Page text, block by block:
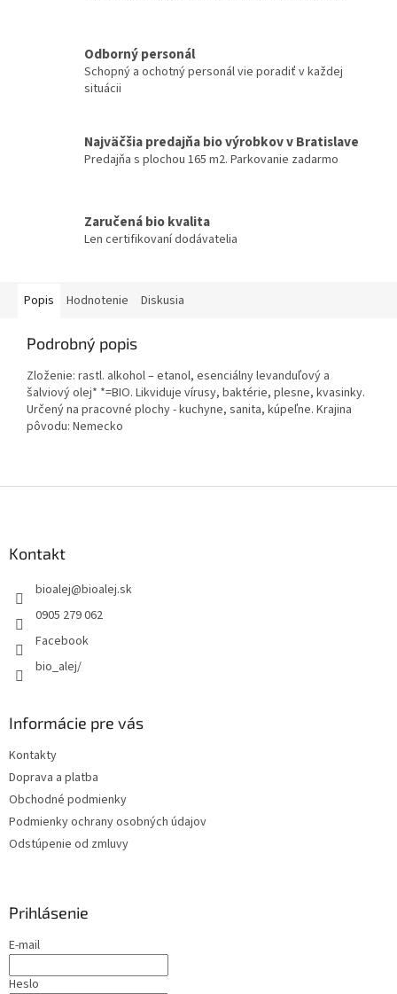
Odborný personál
Schopný a ochotný personál vie poradiť v každej
situácii
Najväčšia predajňa bio výrobkov v Bratislave
Predajňa s plochou 165 m2. Parkovanie zadarmo
Zaručená bio kvalita
Len certifikovaní dodávatelia
Popis Hodnotenie Diskusia
Podrobný popis
Zloženie: rastl. alkohol – etanol, esenciálny levanduľový a
šalviový olej* *=BIO. Likviduje vírusy, baktérie, plesne, kvasinky.
Určený na pracovné plochy - kuchyne, sanita, kúpeľne. Krajina
pôvodu: Nemecko
Kontakt
bioalej@bioalej.sk
0905 279 062
Facebook
bio_alej/
Informácie pre vás
Kontakty
Doprava a platba
Obchodné podmienky
Podmienky ochrany osobných údajov
Odstúpenie od zmluvy
Prihlásenie
E-mail
Heslo